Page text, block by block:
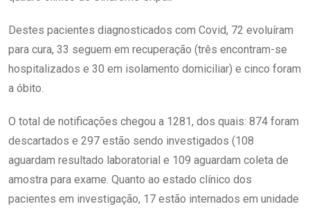
Destes pacientes diagnosticados com Covid, 72 evoluíram
para cura, 33 seguem em recuperação (três encontram-se
hospitalizados e 30 em isolamento domiciliar) e cinco foram
a óbito.
O total de notificações chegou a 1281, dos quais: 874 foram
descartados e 297 estão sendo investigados (108
aguardam resultado laboratorial e 109 aguardam coleta de
amostra para exame. Quanto ao estado clínico dos
pacientes em investigação, 17 estão internados em unidade